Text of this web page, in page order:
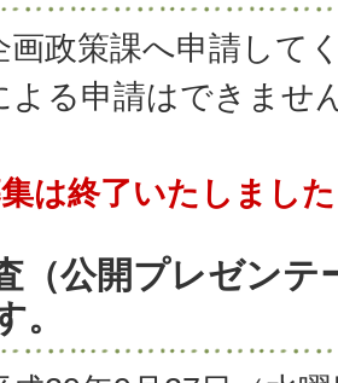
画政策課へ申請して
よる申請はできませ
は終了いたしまし
（公開プレゼンテ
。